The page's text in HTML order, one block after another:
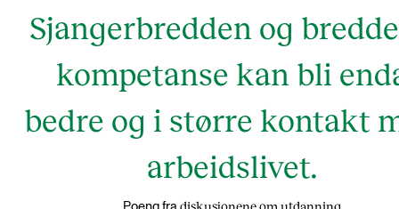
Sjangerbredden og
kompetanse kan bli
bedre og i større kontakt
arbeidslivet.